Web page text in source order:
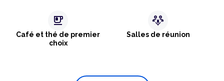
emoji_food_beverage
Café et thé de premier
choix
adaptive_audio_mic
Salles de réunion